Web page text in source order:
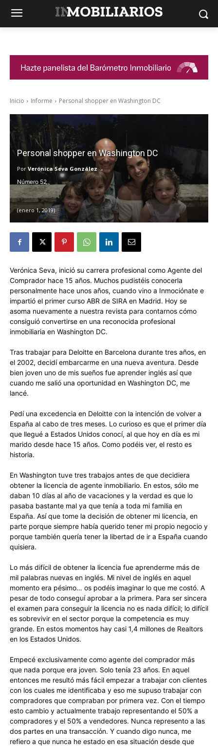
Inicio Informe Personal shopper en Washington DC
Personal shopper en Washington DC
Por Verónica Seva González -
52
enero 1, 2019
Verónica Seva, inició su carrera profesional como Agente del
Comprador hace 15 años. Muchos pudistéis conocerla
personalmente hace unos años, cuando vino a Inmociónate e
impartió el primer curso ABR de SIRA en Madrid. Hoy se
asoma nuevamente a nuestra revista para contarnos cómo
consiguió convertirse en una reconocida profesional
inmobiliaria en Washington DC.
Tras trabajar para Deloitte en Barcelona durante tres años, en
el 2002, decidí embarcarme en una nueva aventura. Desde
bien joven uno de mis sueños fue aprender inglés así que
cuando me salió una oportunidad en Washington DC, me
lancé.
Pedí una excedencia en Deloitte con la intención de volver a
España al cabo de tres meses. Lo curioso es que el primer día
que llegué a Estados Unidos conocí, al que hoy en día es mi
marido desde hace 15 años. Como podéis ver, el resto es
historia.
En Washington tuve tres trabajos antes de que decidiera
obtener la licencia de agente inmobiliario. En estos, sólo me
daban 10 días al año de vacaciones y la verdad es que lo
pasaba bastante mal ya que tenía a toda mi familia en
España. Así que tome la decisión de obtener mi licencia, en
parte porque siempre había querido tener mi propio negocio y
porque también quería tener la libertad de ir a España cuando
quisiera.
Lo más difícil de obtener la licencia fue aprenderme más de
mil palabras nuevas en inglés. Mi nivel de inglés en aquel
momento era pésimo… os podéis imaginar lo que me costó. A
pesar de todo conseguí aprobar a la primera. Para ser sincera
el examen para conseguir la licencia no es nada difícil; lo difícil
es sobrevivir en el sector porque la competencia es muy
grande. En estos momentos hay casi 1,4 millones de Realtors
en los Estados Unidos.
Empecé exclusivamente como agente del comprador más
que nada porque era joven. Solo tenía 23 años. En aquel
entonces me resultó más fácil empezar a trabajar con clientes
con los cuales me identificaba y eso me supuso trabajar con
compradores que compraban por primera vez. Con el tiempo
esto cambio y actualmente trabajo representando el 50% a
compradores y el 50% a vendedores. Nunca represento a las
dos partes en una transacción. Y cuando digo nunca, me
refiero a que nunca he estado en esa situación desde que